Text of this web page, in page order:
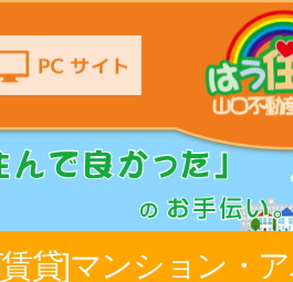
[賃貸]マンション・